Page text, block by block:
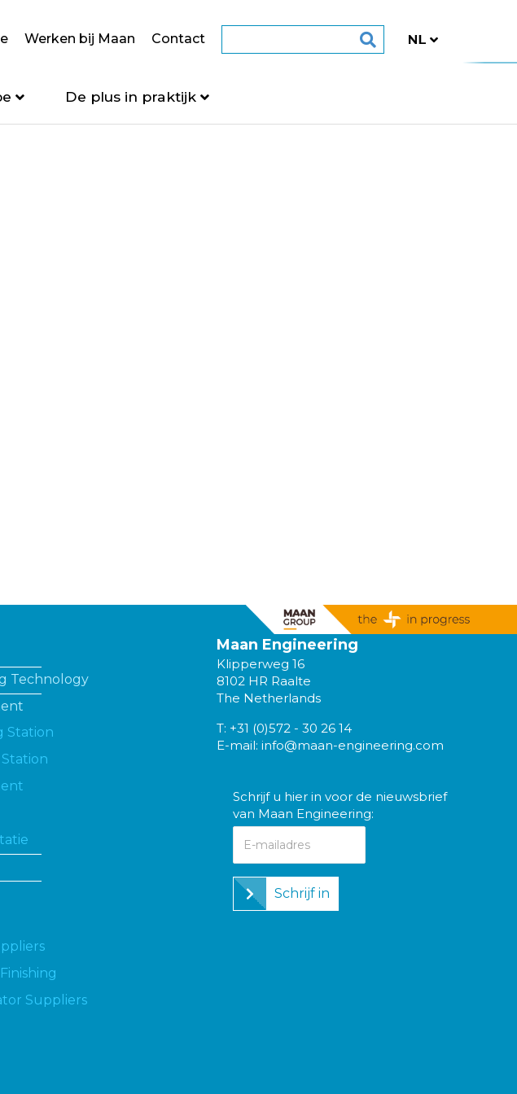
Werken bij Maan Contact
De plus in praktijk
Technology
Station
Suppliers
Maan Engineering
Klipperweg 16
8102 HR Raalte
The Netherlands
T: +31 (0)572 - 30 26 14
E-mail: info@maan-engineering.com
Schrijf u hier in voor de nieuwsbrief
van Maan Engineering:
Schrijf in